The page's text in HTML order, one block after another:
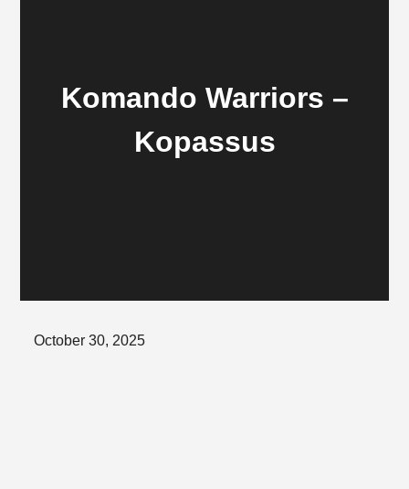
Komando Warriors –
Kopassus
Posted
October 30, 2025